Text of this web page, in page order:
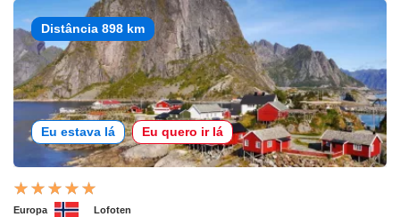
Distância 898 km
Eu estava lá Eu quero ir lá
Europa Lofoten